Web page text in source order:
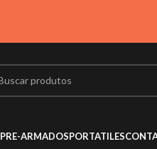
PRE-ARMADOSPORTATILES